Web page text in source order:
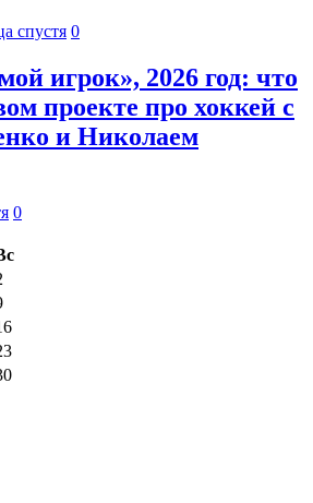
спустя 0
игрок», 2026 год: что
проекте про хоккей с
и Николаем
0